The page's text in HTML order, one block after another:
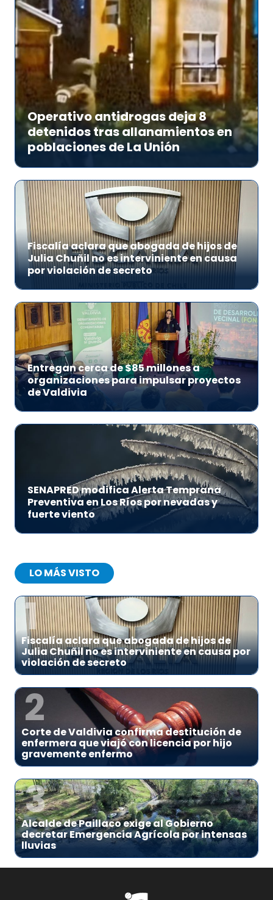
Operativo antidrogas deja 8
detenidos tras allanamientos en
poblaciones de La Unión
Fiscalía aclara que abogada de hijos de
Julia Chuñil no es interviniente en causa
por violación de secreto
Entregan cerca de $85 millones a
organizaciones para impulsar proyectos
de Valdivia
SENAPRED modifica Alerta Temprana
Preventiva en Los Ríos por nevadas y
fuerte viento
LO MÁS VISTO
1
Fiscalía aclara que abogada de hijos de
Julia Chuñil no es interviniente en causa por
violación de secreto
2
Corte de Valdivia confirma destitución de
enfermera que viajó con licencia por hijo
gravemente enfermo
3
Alcalde de Paillaco exige al Gobierno
decretar Emergencia Agrícola por intensas
lluvias